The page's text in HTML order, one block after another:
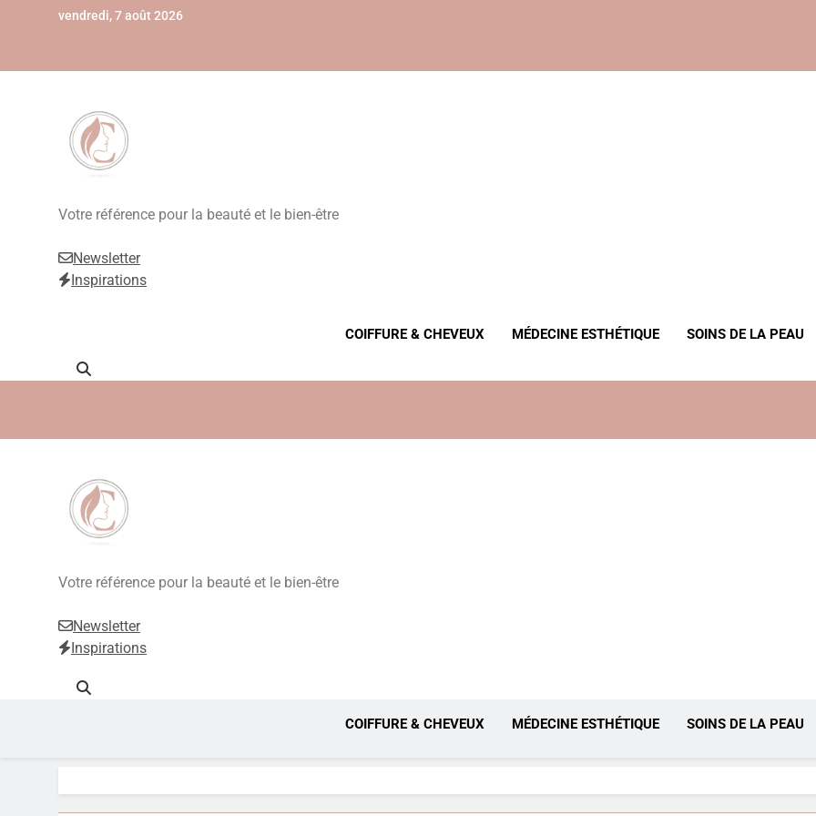
vendredi, 7 août 2026
Beauté, Esthétique, Anti-Âge
Votre référence pour la beauté et le bien-être
Newsletter
Inspirations
COIFFURE & CHEVEUX MÉDECINE ESTHÉTIQUE SOINS DE LA PEAU
Beauté, Esthétique, Anti-Âge
Votre référence pour la beauté et le bien-être
Newsletter
Inspirations
COIFFURE & CHEVEUX MÉDECINE ESTHÉTIQUE SOINS DE LA PEAU